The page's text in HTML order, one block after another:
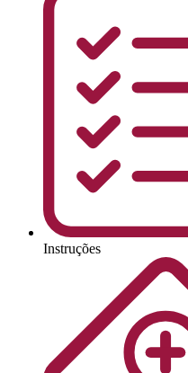
Instruções